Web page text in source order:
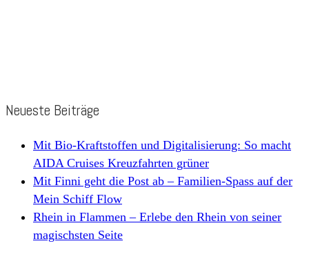
Neueste Beiträge
Mit Bio-Kraftstoffen und Digitalisierung: So macht
AIDA Cruises Kreuzfahrten grüner
Mit Finni geht die Post ab – Familien-Spass auf der
Mein Schiff Flow
Rhein in Flammen – Erlebe den Rhein von seiner
magischsten Seite